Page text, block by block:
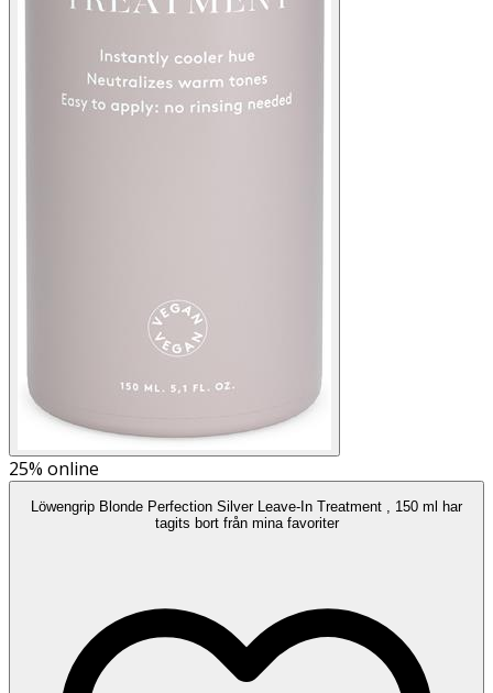
25% online
Löwengrip Blonde Perfection Silver Leave-In Treatment , 150 ml har
tagits bort från mina favoriter